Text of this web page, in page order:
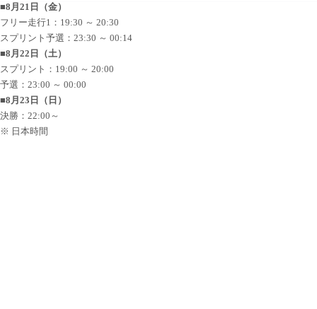
■8月21日（金）
フリー走行1：19:30 ～ 20:30
スプリント予選：23:30 ～ 00:14
■8月22日（土）
スプリント：19:00 ～ 20:00
予選：23:00 ～ 00:00
■8月23日（日）
決勝：22:00～
※ 日本時間